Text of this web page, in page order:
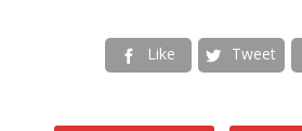
 Like  Tweet